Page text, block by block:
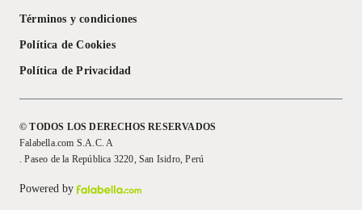
Textos Legales
Términos y condiciones
Política de Cookies
Política de Privacidad
© TODOS LOS DERECHOS RESERVADOS
Falabella.com S.A.C. A
. Paseo de la República 3220, San Isidro, Perú
Powered by